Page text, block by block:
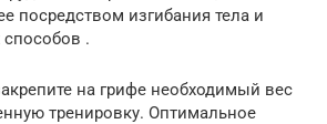
посредством изгибания тела и
.
на грифе необходимый вес
тренировку. Оптимальное